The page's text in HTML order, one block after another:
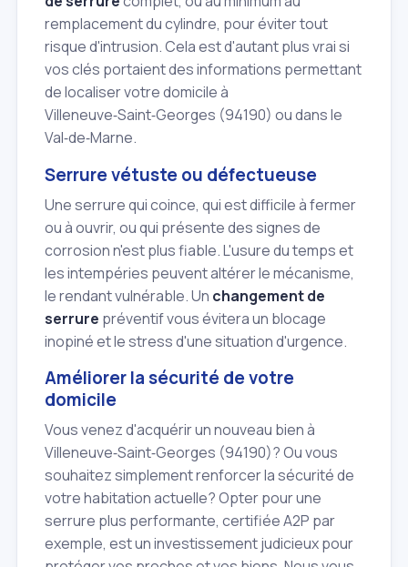
remplacement du cylindre, pour éviter tout
risque d'intrusion. Cela est d'autant plus vrai si
vos clés portaient des informations permettant
de localiser votre domicile à
Villeneuve‑Saint‑Georges (94190) ou dans le
Val‑de‑Marne.
Serrure vétuste ou défectueuse
Une serrure qui coince, qui est difficile à fermer
ou à ouvrir, ou qui présente des signes de
corrosion n'est plus fiable. L'usure du temps et
les intempéries peuvent altérer le mécanisme,
le rendant vulnérable. Un changement de
serrure préventif vous évitera un blocage
inopiné et le stress d'une situation d'urgence.
Améliorer la sécurité de votre
domicile
Vous venez d'acquérir un nouveau bien à
Villeneuve‑Saint‑Georges (94190)? Ou vous
souhaitez simplement renforcer la sécurité de
votre habitation actuelle? Opter pour une
serrure plus performante, certifiée A2P par
exemple, est un investissement judicieux pour